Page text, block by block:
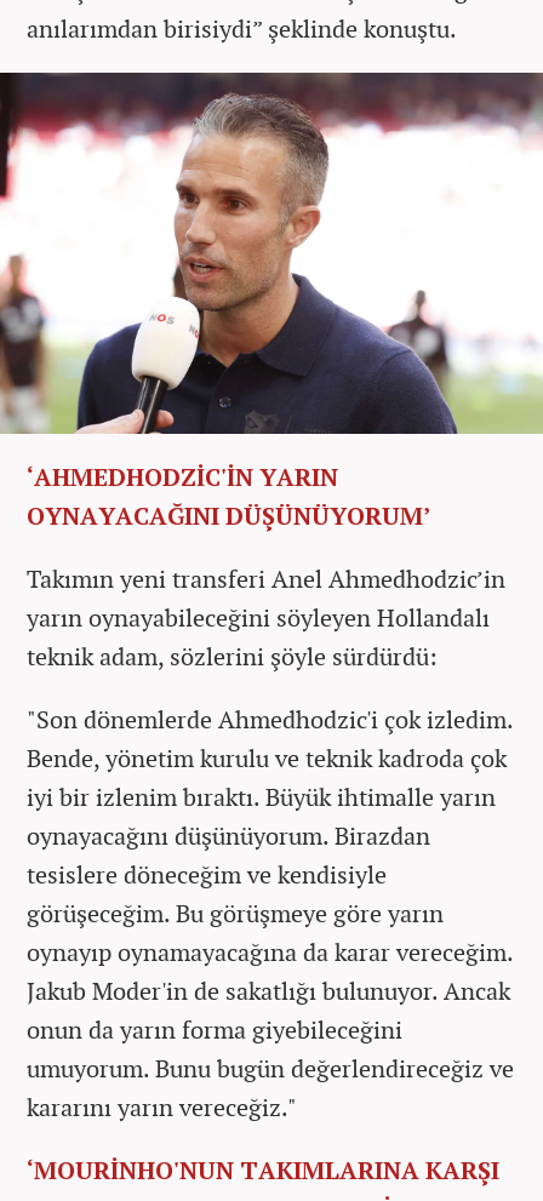
anılarımdan birisiydi” şeklinde konuştu.
‘AHMEDHODZİC'İN YARIN
OYNAYACAĞINI DÜŞÜNÜYORUM’
Takımın yeni transferi Anel Ahmedhodzic’in
yarın oynayabileceğini söyleyen Hollandalı
teknik adam, sözlerini şöyle sürdürdü:
"Son dönemlerde Ahmedhodzic'i çok izledim.
Bende, yönetim kurulu ve teknik kadroda çok
iyi bir izlenim bıraktı. Büyük ihtimalle yarın
oynayacağını düşünüyorum. Birazdan
tesislere döneceğim ve kendisiyle
görüşeceğim. Bu görüşmeye göre yarın
oynayıp oynamayacağına da karar vereceğim.
Jakub Moder'in de sakatlığı bulunuyor. Ancak
onun da yarın forma giyebileceğini
umuyorum. Bunu bugün değerlendireceğiz ve
kararını yarın vereceğiz."
‘MOURİNHO'NUN TAKIMLARINA KARŞI